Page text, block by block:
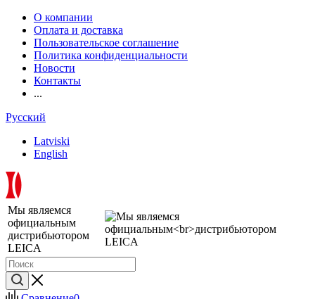
О компании
Оплата и доставка
Пользовательское соглашение
Политика конфиденциальности
Новости
Контакты
...
Русский
Latviski
English
Мы являемся
официальным
дистрибьютором
LEICA